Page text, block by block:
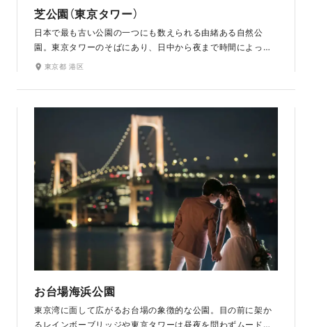
芝公園（東京タワー）
日本で最も古い公園の一つにも数えられる由緒ある自然公
園。東京タワーのそばにあり、日中から夜まで時間によって
変化する東京ならではの景色を写真に収めることができま
てもその彩りを楽しめる自然豊かなロケーションです。
東京都 港区
お台場海浜公園
東京湾に面して広がるお台場の象徴的な公園。目の前に架か
るレインボーブリッジや東京タワーは昼夜を問わずムードた